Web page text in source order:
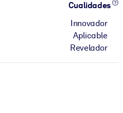
Cualidades
Innovador
Aplicable
Revelador